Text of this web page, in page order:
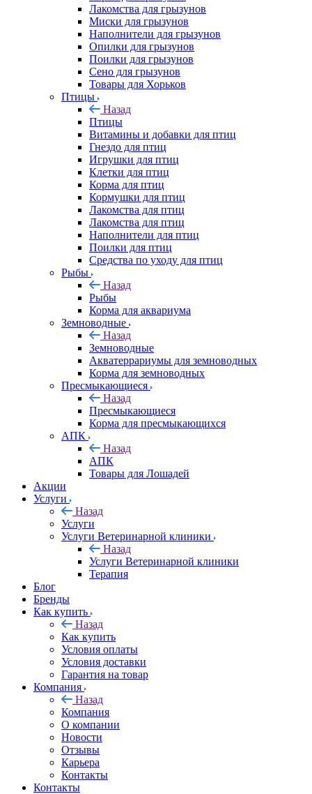
Лакомства для грызунов
Миски для грызунов
Наполнители для грызунов
Опилки для грызунов
Поилки для грызунов
Сено для грызунов
Товары для Хорьков
Птицы
Назад
Птицы
Витамины и добавки для птиц
Гнездо для птиц
Игрушки для птиц
Клетки для птиц
Корма для птиц
Кормушки для птиц
Лакомства для птиц
Лакомства для птиц
Наполнители для птиц
Поилки для птиц
Средства по уходу для птиц
Рыбы
Назад
Рыбы
Корма для аквариума
Земноводные
Назад
Земноводные
Акватеррариумы для земноводных
Корма для земноводных
Пресмыкающиеся
Назад
Пресмыкающиеся
Корма для пресмыкающихся
АПК
Назад
АПК
Товары для Лошадей
Акции
Услуги
Назад
Услуги
Услуги Ветеринарной клиники
Назад
Услуги Ветеринарной клиники
Терапия
Блог
Бренды
Как купить
Назад
Как купить
Условия оплаты
Условия доставки
Гарантия на товар
Компания
Назад
Компания
О компании
Новости
Отзывы
Карьера
Контакты
Контакты